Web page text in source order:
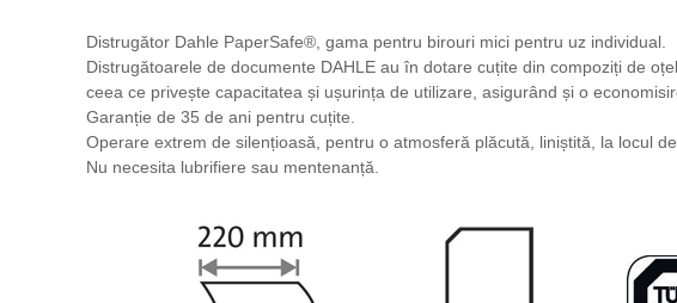
Distrugător Dahle PaperSafe®, gama pentru birouri mici pentru uz individual.
Distrugătoarele de documente DAHLE au în dotare cuțite din compoziți de
ceea ce privește capacitatea și ușurința de utilizare, asigurând și o
Garanție de 35 de ani pentru cuțite.
Operare extrem de silențioasă, pentru o atmosferă plăcută, liniștită, la locul de
Nu necesita lubrifiere sau mentenanță.